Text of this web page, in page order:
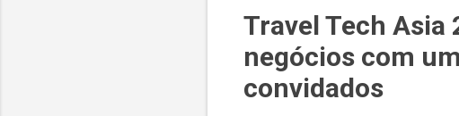
Travel Tech Asia
negócios com
convidados